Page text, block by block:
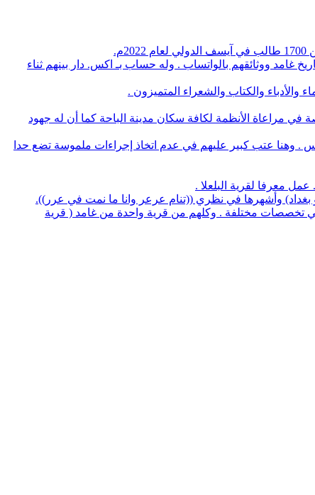
غامد ووثائقهم بالواتساب . وله حساب بـ اكس. دار بينهم ثناء
والكتاب والشعراء المتميزون .
في مراعاة الأنظمة لكافة سكان مدينة الباحة كما أن له جهود
. وهنا عتب كبير عليهم في عدم اتخاذ إجراءات ملموسة تضع حدا
بغداد) وأشهرها في نظري ((تنام عرعر وانا ما نمت في عرر)).
5 بروفسيور منهم 3 أطباء و32 يحملون الدكتوراه في عدة تخصصات وعدد 14 استشاري طب و32 طبيب في تخصصات مختلفة . وكلهم من قرية واحدة من غامد ( قرية